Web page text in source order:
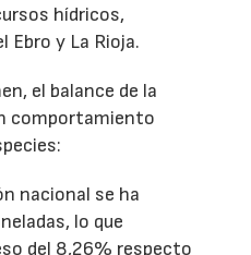
hídricos,
Ebro y La Rioja.
el balance de la
comportamiento
nacional se ha
lo que
del 8,26% respecto